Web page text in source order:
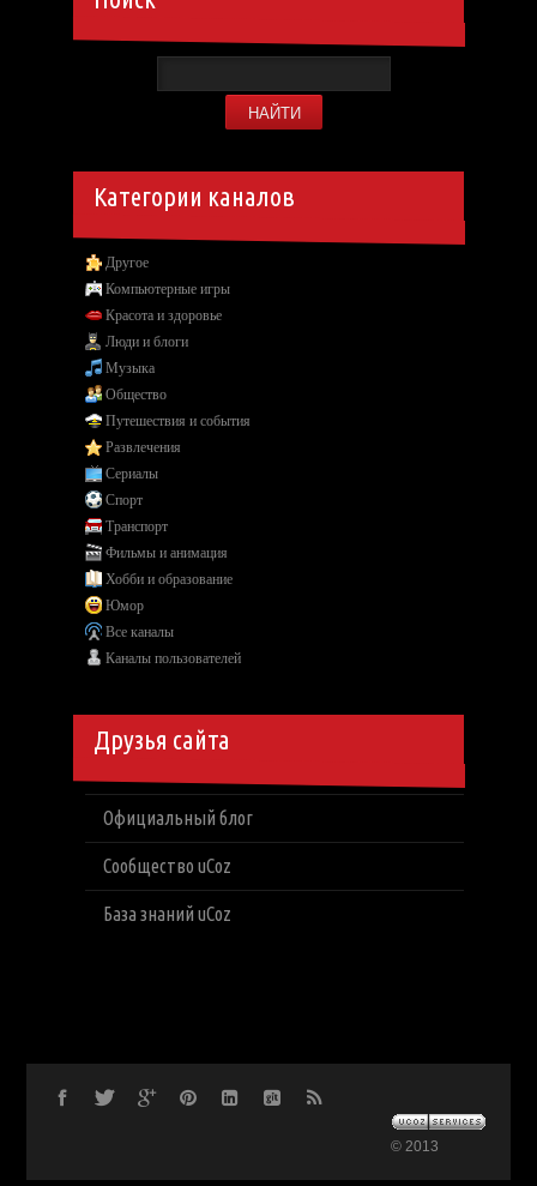
Категории каналов
Другое
Компьютерные игры
Красота и здоровье
Люди и блоги
Музыка
Общество
Путешествия и события
Развлечения
Сериалы
Спорт
Транспорт
Фильмы и анимация
Хобби и образование
Юмор
Все каналы
Каналы пользователей
Друзья сайта
Официальный блог
Сообщество uCoz
База знаний uCoz
© 2013